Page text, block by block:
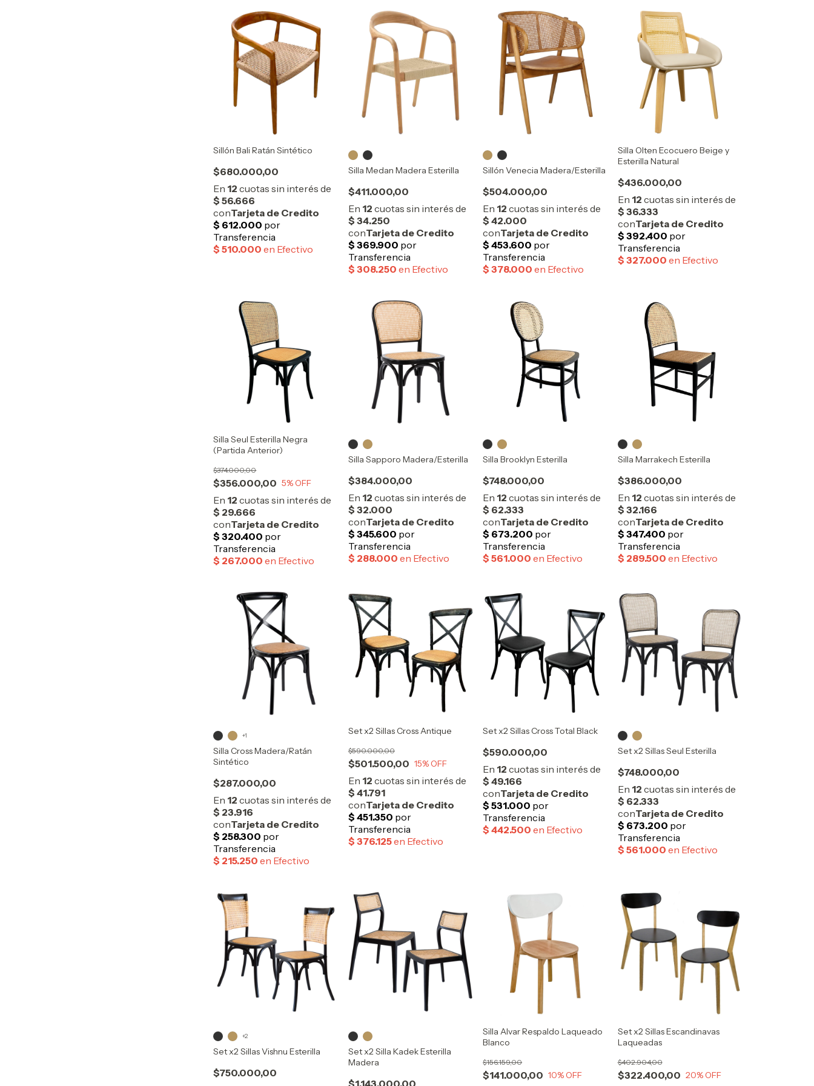
Sillón Bali Ratán Sintético
$680.000,00 Silla Medan Madera Esterilla
$411.000,00
Sillón Venecia Madera/Esterilla
$504.000,00
Silla Olten Ecocuero Beige y
Esterilla Natural
$436.000,00
Silla Seul Esterilla Negra
(Partida Anterior)
$356.000,00
$374.000,00
5% OFF
Silla Sapporo Madera/Esterilla
$384.000,00
Silla Brooklyn Esterilla
$748.000,00
Silla Marrakech Esterilla
$386.000,00
Silla Cross Madera/Ratán
Sintético
$287.000,00
+1 Set x2 Sillas Cross Antique
$501.500,00
$590.000,00
15% OFF
Set x2 Sillas Cross Total Black
$590.000,00 Set x2 Sillas Seul Esterilla
$748.000,00
Set x2 Sillas Vishnu Esterilla
$750.000,00
+2
Set x2 Silla Kadek Esterilla
Madera
$1.143.000,00
Silla Alvar Respaldo Laqueado
Blanco
$141.000,00
$156.159,00
10% OFF
Set x2 Sillas Escandinavas
Laqueadas
$322.400,00
$402.904,00
20% OFF